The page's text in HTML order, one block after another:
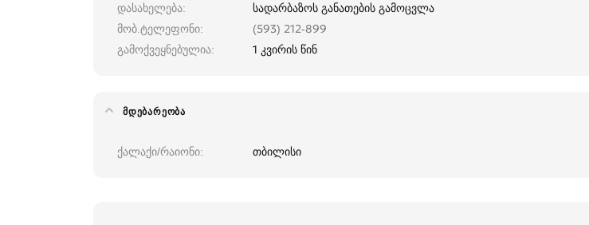
დასახელება
სადარბაზოს განათების გამოცვლა
მობ.ტელეფონი
(593) 212-899
გამოქვეყნებულია
1 კვირის წინ
ᲛᲓᲔᲑᲐᲠᲔᲝᲑᲐ
ქალაქი/რაიონი თბილისი